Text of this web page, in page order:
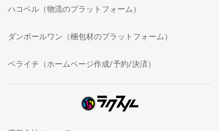
ハコベル（物流のプラットフォーム）
ダンボールワン（梱包材のプラットフォーム）
ペライチ（ホームページ作成/予約/決済）